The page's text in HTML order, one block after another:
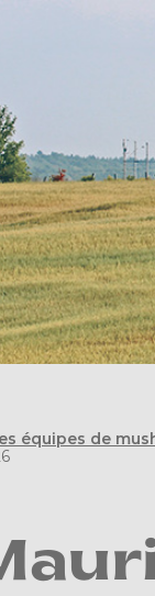
équipes de